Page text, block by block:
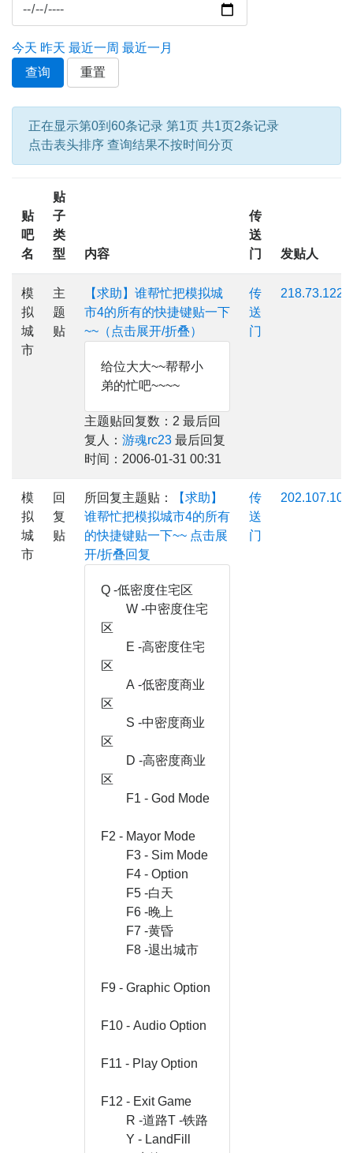
今天 昨天 最近一周 最近一月
查询
重置
正在显示第0到60条记录 第1页 共1页2条记录
点击表头排序 查询结果不按时间分页
贴
吧
名
贴
子
类
型
内容
传
送
门
发贴人
模
拟
城
市
主
题
贴
【求助】谁帮忙把模拟城
市4的所有的快捷键贴一下
~~（点击展开/折叠）
给位大大~~帮帮小
弟的忙吧~~~~
主题贴回复数：2 最后回
复人： 游魂rc23 最后回复
时间：2006-01-31 00:31
传
送
门
218.73.122.*
模
拟
城
市
回
复
贴
所回复主题贴：
【求助】
谁帮忙把模拟城市4的所有
的快捷键贴一下~~ 点击展
开/折叠回复
Q -低密度住宅区
W -中密度住宅
区
E -高密度住宅
区
A -低密度商业
区
S -中密度商业
区
D -高密度商业
区
F1 - God Mode
F2 - Mayor Mode
F3 - Sim Mode
F4 - Option
F5 -白天
F6 -晚上
F7 -黄昏
F8 -退出城市
F9 - Graphic Option
F10 - Audio Option
F11 - Play Option
F12 - Exit Game
R -道路T -铁路
Y - LandFill
传
送
门